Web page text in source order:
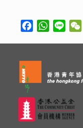
FacebookWhatsApp
Line